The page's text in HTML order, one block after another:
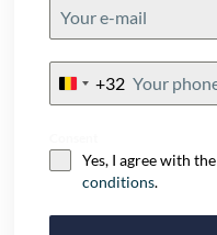
Belgium
+32
Yes, I agree with the
conditions.